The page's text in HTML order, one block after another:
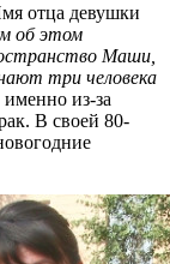
отца девушки
об этом
Маши,
три человека
из-за
В своей 80-